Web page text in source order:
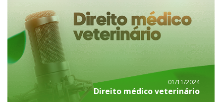
01/11/2024
Direito médico veterinário